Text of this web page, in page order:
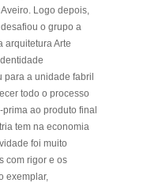
Logo depois,
o grupo a
arquitetura Arte
para a unidade fabril
todo o processo
ao produto final
tem na economia
foi muito
com rigor e os
exemplar,